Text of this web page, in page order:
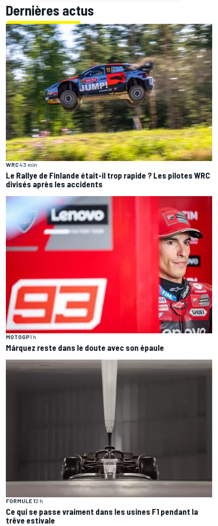
Dernières actus
WRC43 min
Le Rallye de Finlande était-il trop rapide ? Les pilotes WRC
divisés après les accidents
MOTOGP1 h
Márquez reste dans le doute avec son épaule
FORMULE 12 h
Ce qui se passe vraiment dans les usines F1 pendant la
trêve estivale